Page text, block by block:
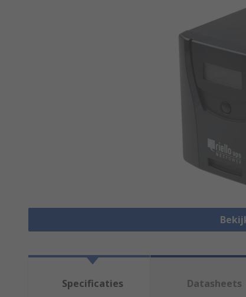
Specificaties Datasheets